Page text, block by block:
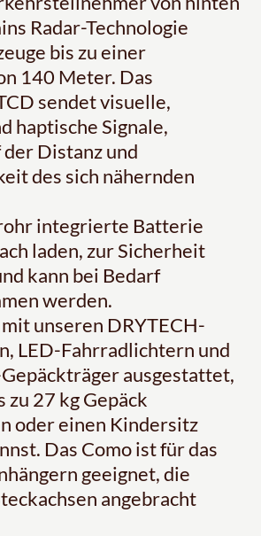
Radar-Technologie
bis zu einer
140 Meter. Das
sendet visuelle,
haptische Signale,
Distanz und
des sich nähernden
integrierte Batterie
laden, zur Sicherheit
kann bei Bedarf
werden.
unseren DRYTECH-
LED-Fahrradlichtern und
ausgestattet,
zu 27 kg Gepäck
oder einen Kindersitz
Das Como ist für das
geeignet, die
angebracht